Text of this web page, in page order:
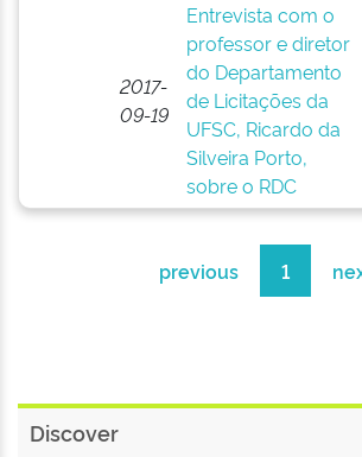
2017-
09-19
Entrevista com o
professor e diretor
do Departamento
de Licitações da
UFSC, Ricardo da
Silveira Porto,
sobre o RDC
previous 1
Discover